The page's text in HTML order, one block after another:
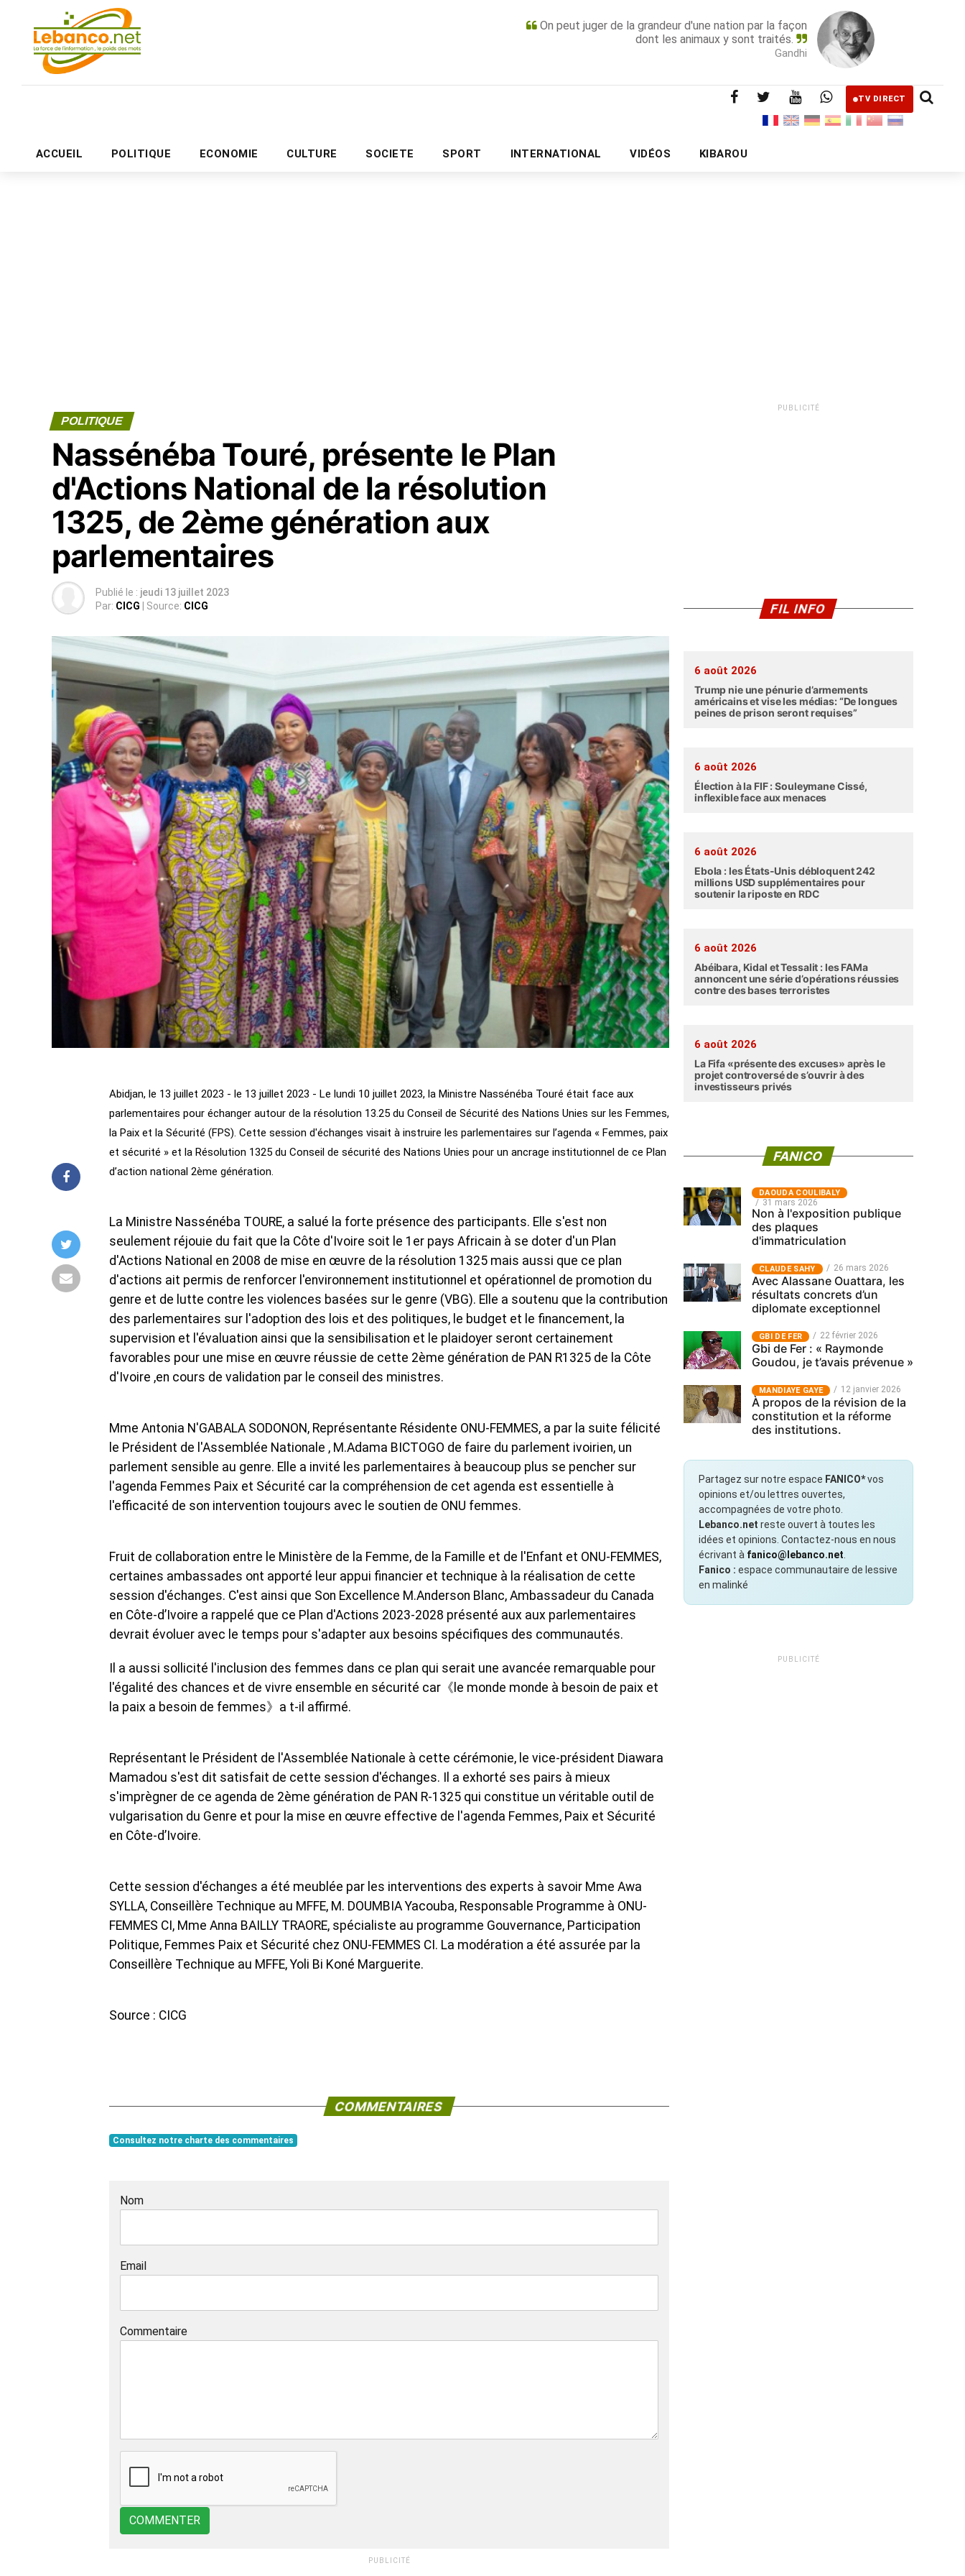
On peut juger de la grandeur d'une nation par la façon
dont les animaux y sont traités.
Gandhi
TV DIRECT
ACCUEIL POLITIQUE ECONOMIE CULTURE SOCIETE SPORT INTERNATIONAL VIDÉOS KIBAROU
PUBLICITÉ
POLITIQUE
Nassénéba Touré, présente le Plan
d'Actions National de la résolution
1325, de 2ème génération aux
parlementaires
Publié le : jeudi 13 juillet 2023
Par: CICG | Source: CICG
Abidjan, le 13 juillet 2023 - le 13 juillet 2023 - Le lundi 10 juillet 2023, la Ministre Nassénéba Touré était face aux
parlementaires pour échanger autour de la résolution 13.25 du Conseil de Sécurité des Nations Unies sur les Femmes,
la Paix et la Sécurité (FPS). Cette session d'échanges visait à instruire les parlementaires sur l’agenda « Femmes, paix
et sécurité » et la Résolution 1325 du Conseil de sécurité des Nations Unies pour un ancrage institutionnel de ce Plan
d’action national 2ème génération.
La Ministre Nassénéba TOURE, a salué la forte présence des participants. Elle s'est non
seulement réjouie du fait que la Côte d'Ivoire soit le 1er pays Africain à se doter d'un Plan
d'Actions National en 2008 de mise en œuvre de la résolution 1325 mais aussi que ce plan
d'actions ait permis de renforcer l'environnement institutionnel et opérationnel de promotion du
genre et de lutte contre les violences basées sur le genre (VBG). Elle a soutenu que la contribution
des parlementaires sur l'adoption des lois et des politiques, le budget et le financement, la
supervision et l'évaluation ainsi que la sensibilisation et le plaidoyer seront certainement
favorables pour une mise en œuvre réussie de cette 2ème génération de PAN R1325 de la Côte
d'Ivoire ,en cours de validation par le conseil des ministres.
Mme Antonia N'GABALA SODONON, Représentante Résidente ONU-FEMMES, a par la suite félicité
le Président de l'Assemblée Nationale , M.Adama BICTOGO de faire du parlement ivoirien, un
parlement sensible au genre. Elle a invité les parlementaires à beaucoup plus se pencher sur
l'agenda Femmes Paix et Sécurité car la compréhension de cet agenda est essentielle à
l'efficacité de son intervention toujours avec le soutien de ONU femmes.
Fruit de collaboration entre le Ministère de la Femme, de la Famille et de l'Enfant et ONU-FEMMES,
certaines ambassades ont apporté leur appui financier et technique à la réalisation de cette
session d'échanges. C'est ainsi que Son Excellence M.Anderson Blanc, Ambassadeur du Canada
en Côte-d’Ivoire a rappelé que ce Plan d'Actions 2023-2028 présenté aux aux parlementaires
devrait évoluer avec le temps pour s'adapter aux besoins spécifiques des communautés.
Il a aussi sollicité l'inclusion des femmes dans ce plan qui serait une avancée remarquable pour
l'égalité des chances et de vivre ensemble en sécurité car《le monde monde à besoin de paix et
la paix a besoin de femmes》a t-il affirmé.
Représentant le Président de l'Assemblée Nationale à cette cérémonie, le vice-président Diawara
Mamadou s'est dit satisfait de cette session d'échanges. Il a exhorté ses pairs à mieux
s'imprègner de ce agenda de 2ème génération de PAN R-1325 qui constitue un véritable outil de
vulgarisation du Genre et pour la mise en œuvre effective de l'agenda Femmes, Paix et Sécurité
en Côte-d’Ivoire.
Cette session d'échanges a été meublée par les interventions des experts à savoir Mme Awa
SYLLA, Conseillère Technique au MFFE, M. DOUMBIA Yacouba, Responsable Programme à ONU-
FEMMES CI, Mme Anna BAILLY TRAORE, spécialiste au programme Gouvernance, Participation
Politique, Femmes Paix et Sécurité chez ONU-FEMMES CI. La modération a été assurée par la
Conseillère Technique au MFFE, Yoli Bi Koné Marguerite.
Source : CICG
COMMENTAIRES
Consultez notre charte des commentaires
Nom
Email
Commentaire
COMMENTER
PUBLICITÉ
PUBLICITÉ
FIL INFO
6 août 2026
Trump nie une pénurie d’armements
américains et vise les médias: “De longues
peines de prison seront requises”
6 août 2026
Élection à la FIF : Souleymane Cissé,
inflexible face aux menaces
6 août 2026
Ebola : les États-Unis débloquent 242
millions USD supplémentaires pour
soutenir la riposte en RDC
6 août 2026
Abéibara, Kidal et Tessalit : les FAMa
annoncent une série d’opérations réussies
contre des bases terroristes
6 août 2026
La Fifa «présente des excuses» après le
projet controversé de s’ouvrir à des
investisseurs privés
FANICO
‎DAOUDA COULIBALY
31 mars 2026
Non à l'exposition publique
des plaques
d'immatriculation
CLAUDE SAHY 26 mars 2026
Avec Alassane Ouattara, les
résultats concrets d’un
diplomate exceptionnel
GBI DE FER 22 février 2026
Gbi de Fer : « Raymonde
Goudou, je t’avais prévenue »
MANDIAYE GAYE 12 janvier 2026
À propos de la révision de la
constitution et la réforme
des institutions.
Partagez sur notre espace FANICO*vos
opinions et/ou lettres ouvertes,
accompagnées de votre photo.
Lebanco.net reste ouvert à toutes les
idées et opinions. Contactez-nous en nous
écrivant à fanico@lebanco.net
Fanico : espace communautaire de lessive
en malinké
PUBLICITÉ